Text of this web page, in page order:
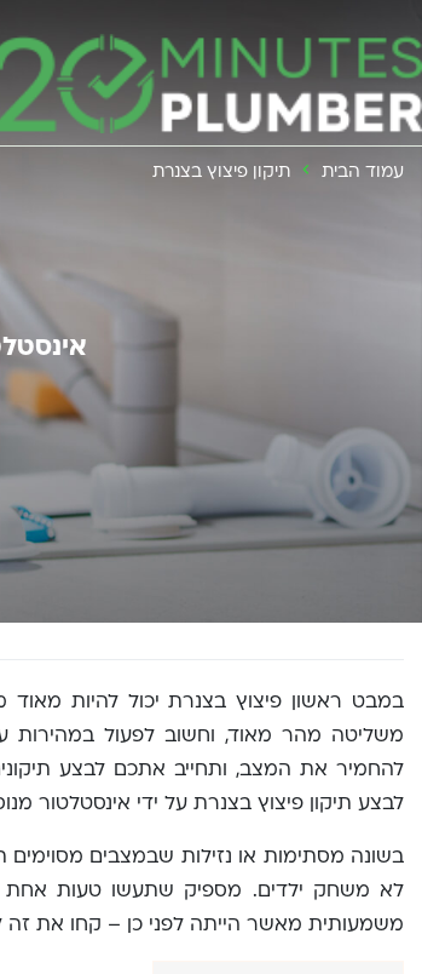
עמוד הבית תיקון פיצוץ בצנרת
במבט ראשון פיצוץ בצנרת יכול להיות מאוד
משליטה מהר מאוד, וחשוב לפעול
להחמיר את המצב, ותחייב אתכם לבצע
לבצע תיקון פיצוץ בצנרת על ידי אינסטלטור
בשונה מסתימות או נזילות שבמצבים
לא משחק ילדים. מספיק שתעשו טעות אחת
משמעותית מאשר הייתה לפני כן – קחו את